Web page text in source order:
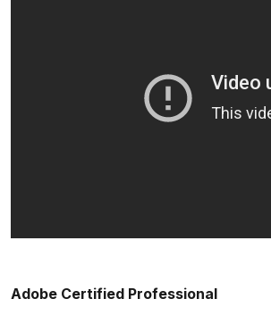
Adobe Certified Professional